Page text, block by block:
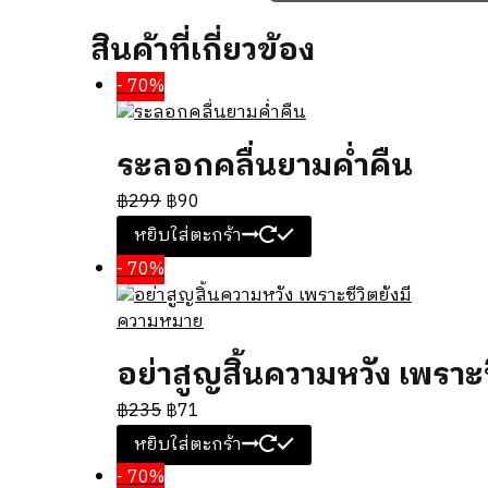
สินค้าที่เกี่ยวข้อง
- 70%
ระลอกคลื่นยามค่ำคืน
฿299฿90
หยิบใส่ตะกร้า
- 70%
อย่าสูญสิ้นความหวัง เพรา
฿235฿71
หยิบใส่ตะกร้า
- 70%